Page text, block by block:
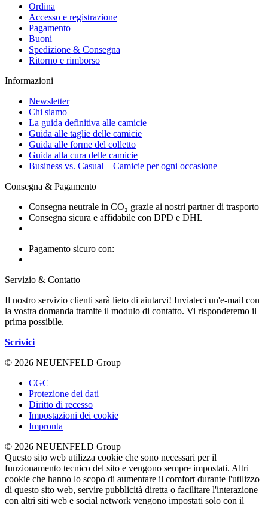
Ordina
Accesso e registrazione
Pagamento
Buoni
Spedizione & Consegna
Ritorno e rimborso
Informazioni
Newsletter
Chi siamo
La guida definitiva alle camicie
Guida alle taglie delle camicie
Guida alle forme del colletto
Guida alla cura delle camicie
Business vs. Casual – Camicie per ogni occasione
Consegna & Pagamento
Consegna neutrale in CO₂ grazie ai nostri partner di trasporto
Consegna sicura e affidabile con DPD e DHL
Pagamento sicuro con:
Servizio & Contatto
Il nostro servizio clienti sarà lieto di aiutarvi! Inviateci un'e-mail con
la vostra domanda tramite il modulo di contatto. Vi risponderemo il
prima possibile.
Scrivici
© 2026 NEUENFELD Group
CGC
Protezione dei dati
Diritto di recesso
Impostazioni dei cookie
Impronta
© 2026 NEUENFELD Group
Questo sito web utilizza cookie che sono necessari per il
funzionamento tecnico del sito e vengono sempre impostati. Altri
cookie che hanno lo scopo di aumentare il comfort durante l'utilizzo
di questo sito web, servire pubblicità diretta o facilitare l'interazione
con altri siti web e social network vengono impostati solo con il